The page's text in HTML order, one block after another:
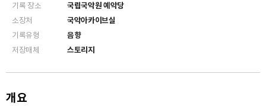
기록 장소
국립국악원 예악당
소장처
국악아카이브실
기록유형
음향
저장매체
스토리지
개요